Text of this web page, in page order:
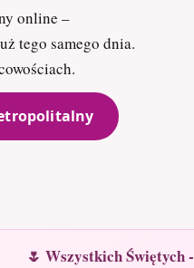
online –
tego samego dnia.
🌷 Wszystkich Świętych -